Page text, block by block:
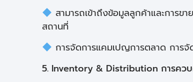
สามารถเข้าถึงข้อมูลลูกค้าและการ
สถานที่
การจัดการแคมเปญการตลาด การจั
5. Inventory & Distribution การคว